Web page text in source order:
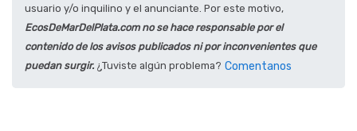
usuario y/o inquilino y el anunciante. Por este motivo,
EcosDeMarDelPlata.com no se hace responsable por el
contenido de los avisos publicados ni por inconvenientes que
puedan surgir. ¿Tuviste algún problema? Comentanos